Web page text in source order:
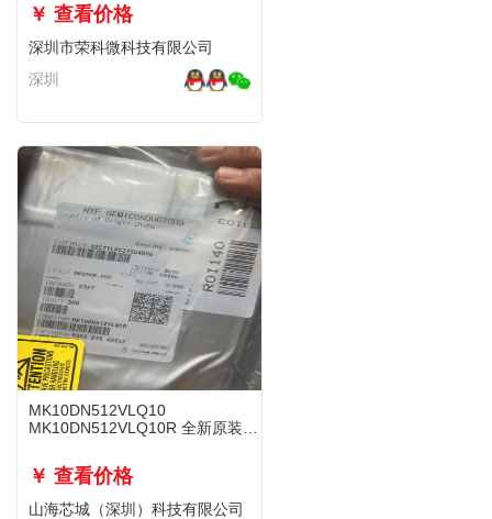
￥ 查看价格
深圳市荣科微科技有限公司
深圳
MK10DN512VLQ10
MK10DN512VLQ10R 全新原装正
￥ 查看价格
山海芯城（深圳）科技有限公司